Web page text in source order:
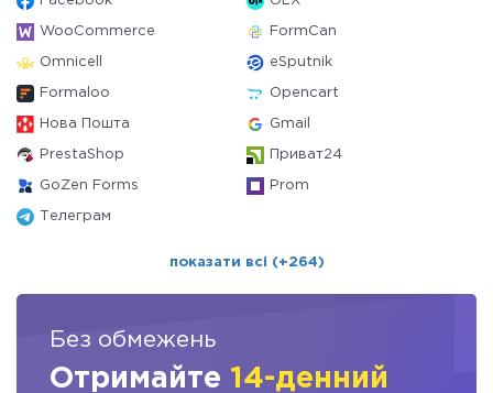
WooCommerce FormCan
Omnicell eSputnik
Formaloo Opencart
Нова Пошта Gmail
PrestaShop Приват24
GoZen Forms Prom
Телеграм
показати всі (+264)
Без обмежень
Отримайте 14-денний